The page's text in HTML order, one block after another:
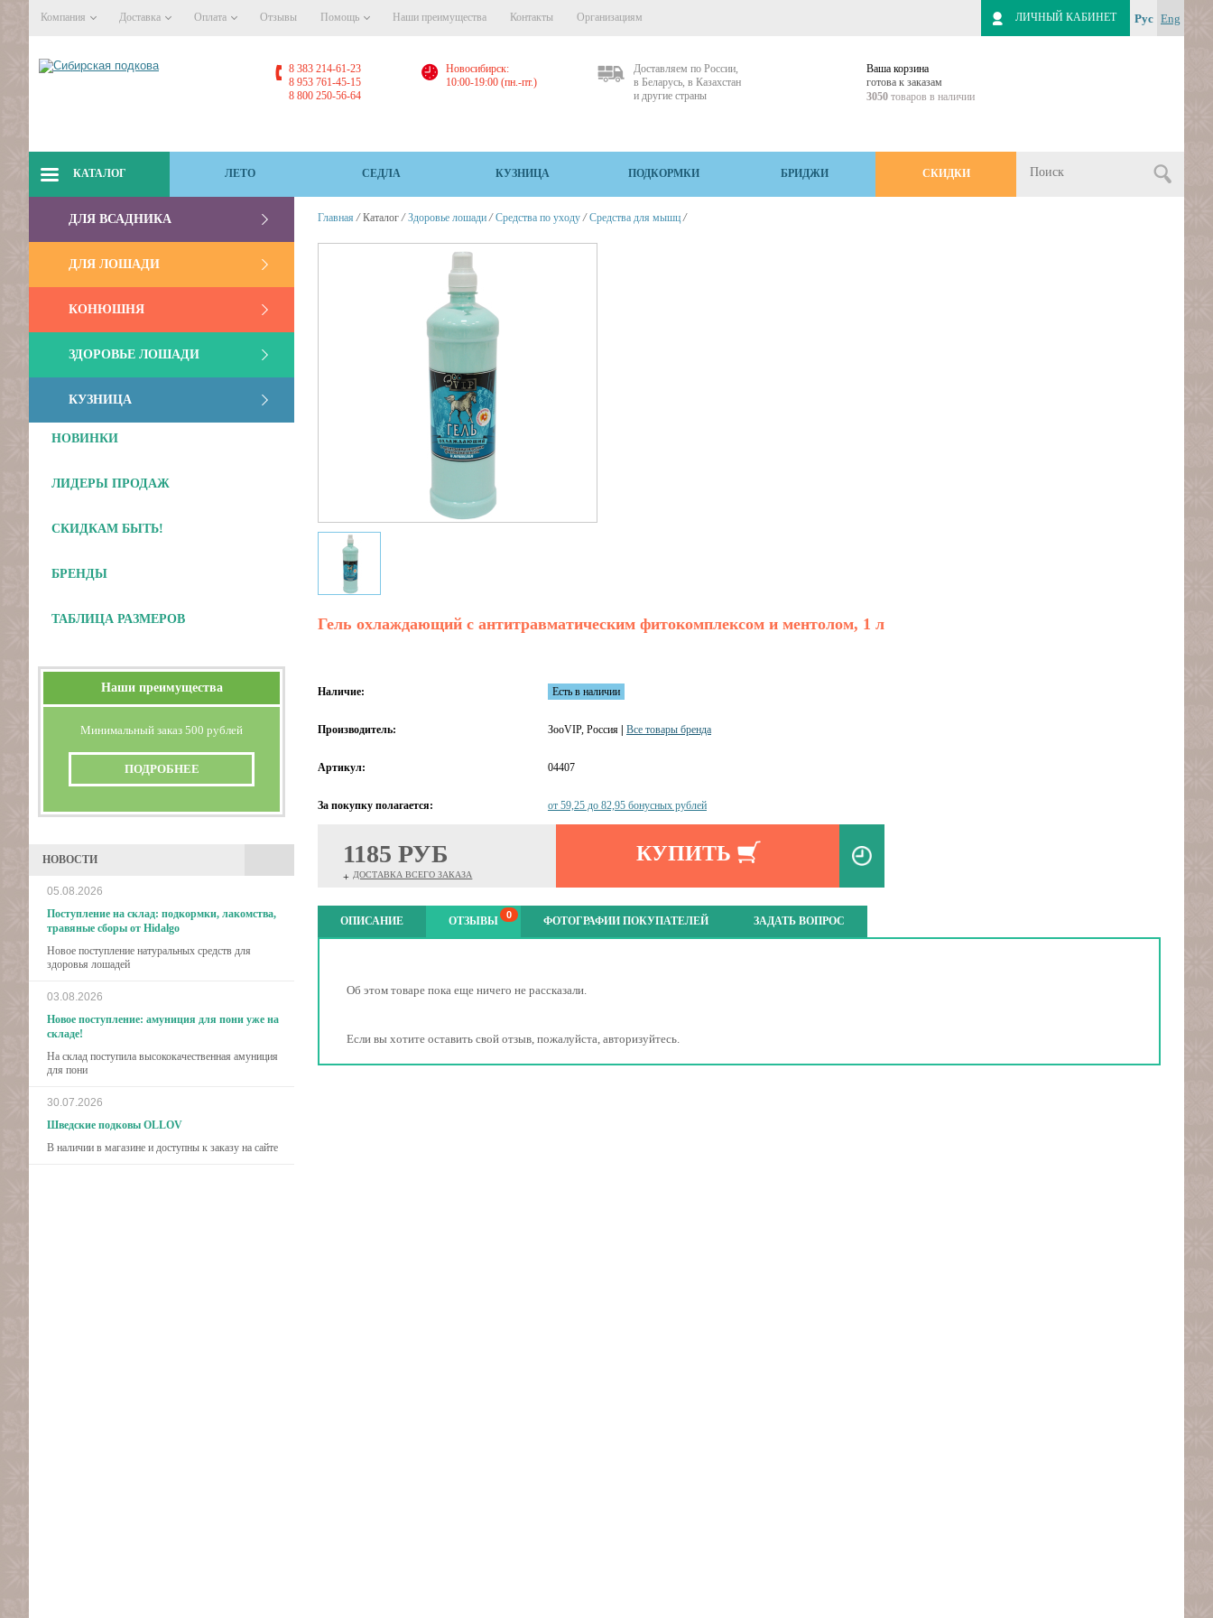
Компания Доставка Оплата Отзывы Помощь Наши преимущества Контакты Организациям Рус Eng
ЛИЧНЫЙ КАБИНЕТ
8 383 214-61-23
8 953 761-45-15
8 800 250-56-64
Новосибирск:
10:00-19:00 (пн.-пт.)
Доставляем по России,
в Беларусь, в Казахстан
и другие страны
Ваша корзина
готова к заказам
3050 товаров в наличии
КАТАЛОГ ЛЕТО СЕДЛА КУЗНИЦА ПОДКОРМКИ БРИДЖИ СКИДКИ
ДЛЯ ВСАДНИКА
ДЛЯ ЛОШАДИ
КОНЮШНЯ
ЗДОРОВЬЕ ЛОШАДИ
КУЗНИЦА
НОВИНКИ
ЛИДЕРЫ ПРОДАЖ
СКИДКАМ БЫТЬ!
БРЕНДЫ
ТАБЛИЦА РАЗМЕРОВ
Наши преимущества
Минимальный заказ 500 рублей
ПОДРОБНЕЕ
НОВОСТИ
05.08.2026
Поступление на склад: подкормки, лакомства,
травяные сборы от Hidalgo
Новое поступление натуральных средств для
здоровья лошадей
03.08.2026
Новое поступление: амуниция для пони уже на
складе!
На склад поступила высококачественная амуниция
для пони
30.07.2026
Шведские подковы OLLOV
В наличии в магазине и доступны к заказу на сайте
Главная / Каталог / Здоровье лошади / Средства по уходу / Средства для мышц /
Гель охлаждающий с антитравматическим фитокомплексом и ментолом, 1 л
Наличие: Есть в наличии
Производитель: ЗооVIP, Россия| Все товары бренда
Артикул: 04407
За покупку полагается: от 59,25 до 82,95 бонусных рублей
1185 РУБ
+ ДОСТАВКА ВСЕГО ЗАКАЗА
КУПИТЬ
ОПИСАНИЕ ОТЗЫВЫ 0 ФОТОГРАФИИ ПОКУПАТЕЛЕЙ ЗАДАТЬ ВОПРОС
Об этом товаре пока еще ничего не рассказали.
Если вы хотите оставить свой отзыв, пожалуйста, авторизуйтесь.